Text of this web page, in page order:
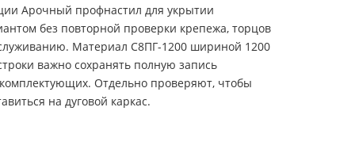
Арочный профнастил для укрытии
без повторной проверки крепежа, торцов
Материал С8ПГ-1200 шириной 1200
важно сохранять полную запись
Отдельно проверяют, чтобы
на дуговой каркас.